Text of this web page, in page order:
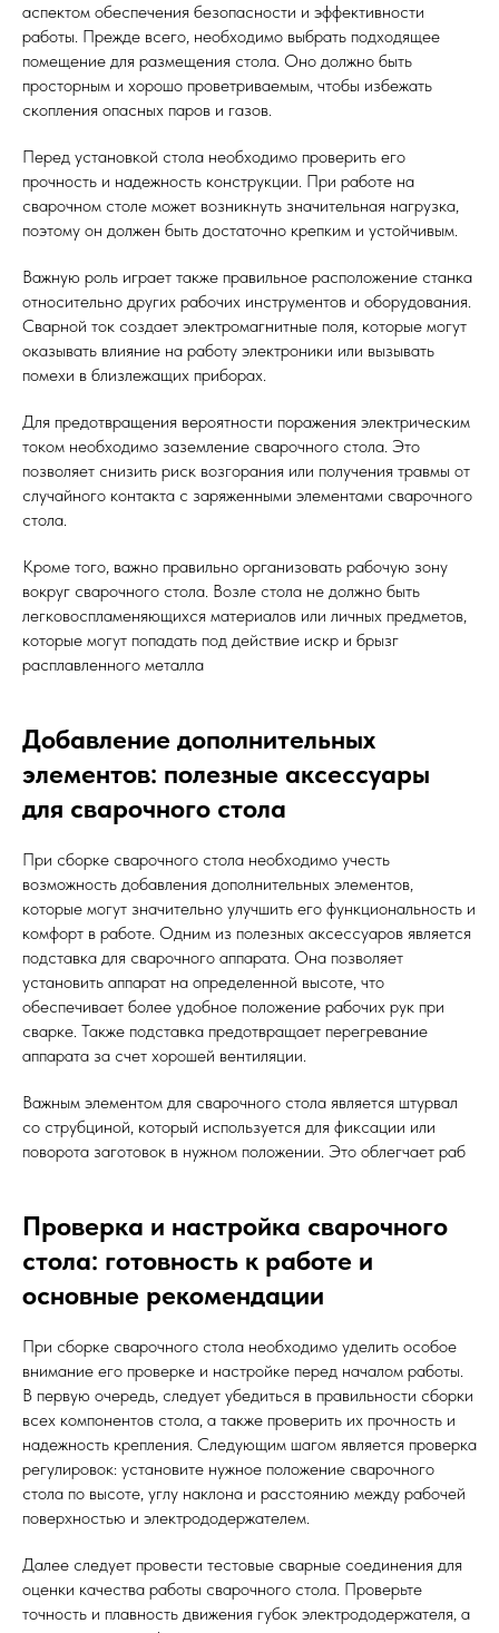
аспектом обеспечения безопасности и эффективности
работы. Прежде всего, необходимо выбрать подходящее
помещение для размещения стола. Оно должно быть
просторным и хорошо проветриваемым, чтобы избежать
скопления опасных паров и газов.
Перед установкой стола необходимо проверить его
прочность и надежность конструкции. При работе на
сварочном столе может возникнуть значительная нагрузка,
поэтому он должен быть достаточно крепким и устойчивым.
Важную роль играет также правильное расположение станка
относительно других рабочих инструментов и оборудования.
Сварной ток создает электромагнитные поля, которые могут
оказывать влияние на работу электроники или вызывать
помехи в близлежащих приборах.
Для предотвращения вероятности поражения электрическим
током необходимо заземление сварочного стола. Это
позволяет снизить риск возгорания или получения травмы от
случайного контакта с заряженными элементами сварочного
стола.
Кроме того, важно правильно организовать рабочую зону
вокруг сварочного стола. Возле стола не должно быть
легковоспламеняющихся материалов или личных предметов,
которые могут попадать под действие искр и брызг
расплавленного металла
Добавление дополнительных
элементов: полезные аксессуары
для сварочного стола
При сборке сварочного стола необходимо учесть
возможность добавления дополнительных элементов,
которые могут значительно улучшить его функциональность и
комфорт в работе. Одним из полезных аксессуаров является
подставка для сварочного аппарата. Она позволяет
установить аппарат на определенной высоте, что
обеспечивает более удобное положение рабочих рук при
сварке. Также подставка предотвращает перегревание
аппарата за счет хорошей вентиляции.
Важным элементом для сварочного стола является штурвал
со струбциной, который используется для фиксации или
поворота заготовок в нужном положении. Это облегчает раб
Проверка и настройка сварочного
стола: готовность к работе и
основные рекомендации
При сборке сварочного стола необходимо уделить особое
внимание его проверке и настройке перед началом работы.
В первую очередь, следует убедиться в правильности сборки
всех компонентов стола, а также проверить их прочность и
надежность крепления. Следующим шагом является проверка
регулировок: установите нужное положение сварочного
стола по высоте, углу наклона и расстоянию между рабочей
поверхностью и электрододержателем.
Далее следует провести тестовые сварные соединения для
оценки качества работы сварочного стола. Проверьте
точность и плавность движения губок электрододержателя, а